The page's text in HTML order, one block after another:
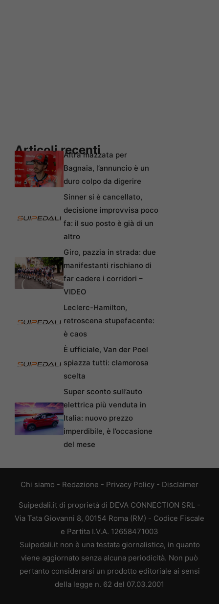
Articoli recenti
Altra mazzata per
Bagnaia, l’annuncio è un
duro colpo da digerire
Sinner si è cancellato,
decisione improvvisa poco
fa: il suo posto è già di un
altro
Giro, pazzia in strada: due
manifestanti rischiano di
far cadere i corridori –
VIDEO
Leclerc-Hamilton,
retroscena stupefacente:
è caos
È ufficiale, Van der Poel
spiazza tutti: clamorosa
scelta
Super sconto sull’auto
elettrica più venduta in
Italia: nuovo prezzo
imperdibile, è l’occasione
del mese
Chi siamo - Redazione - Privacy Policy - Disclaimer
Suipedali.it di proprietà di DEVA CONNECTION SRL -
Via Tata Giovanni 8, 00154 Roma (RM) - Codice Fiscale
e Partita I.V.A. 12658471003
Suipedali.it non è una testata giornalistica, in quanto
viene aggiornato senza alcuna periodicità. Non può
pertanto considerarsi un prodotto editoriale ai sensi
della legge n. 62 del 07.03.2001